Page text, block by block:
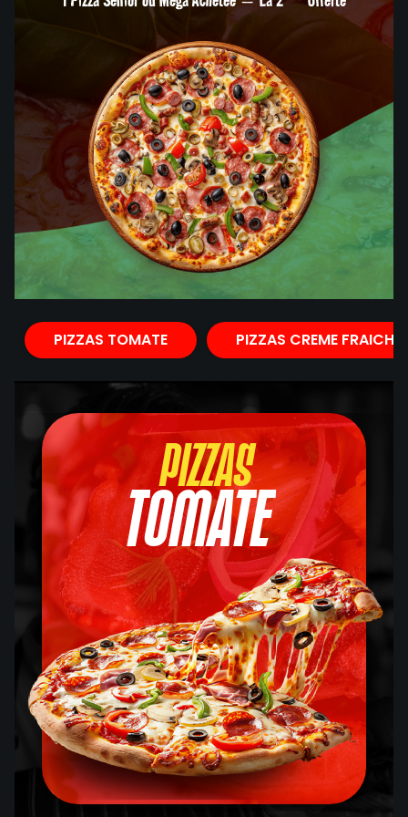
PIZZAS TOMATE PIZZAS CREME FRAICHE
Pizzas
Tomate